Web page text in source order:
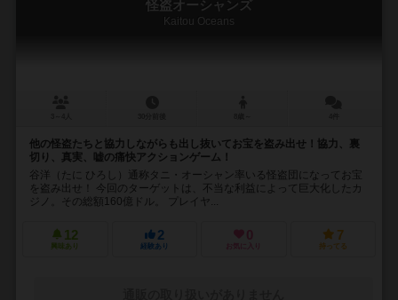
怪盗オーシャンズ
Kaitou Oceans
他の怪盗たちと協力しながらも出し抜いてお宝を盗み出せ！協力、裏
切り、真実、嘘の痛快アクションゲーム！
谷洋（たに ひろし）通称タニ・オーシャン率いる怪盗団になってお宝
を盗み出せ！ 今回のターゲットは、不当な利益によって巨大化したカ
ジノ。その総額160億ドル。 プレイヤ...
12
興味あり
2
経験あり
0
お気に入り
7
持ってる